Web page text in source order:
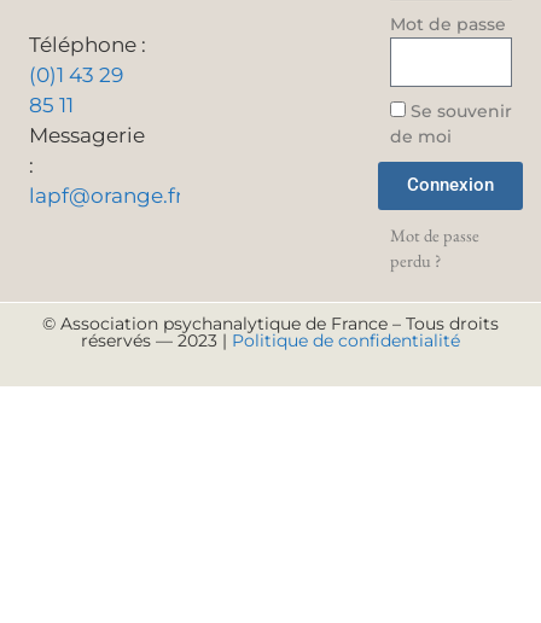
Téléphone :
(0)1 43 29
85 11
Messagerie
:
lapf@orange.fr
Mot de passe
Se souvenir
de moi
Connexion
Mot de passe
perdu ?
© Association psychanalytique de France – Tous droits
réservés — 2023 | Politique de confidentialité